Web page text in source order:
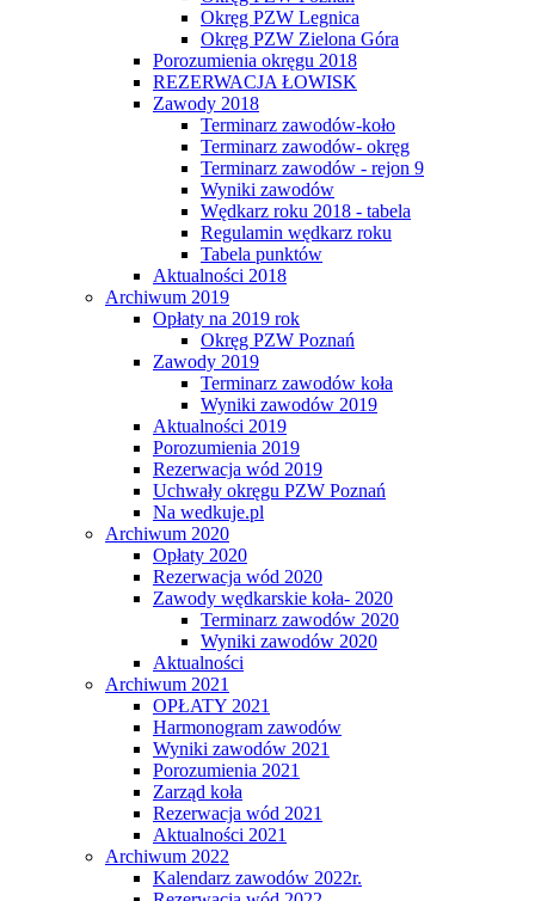
Okręg PZW Legnica
Okręg PZW Zielona Góra
Porozumienia okręgu 2018
REZERWACJA ŁOWISK
Zawody 2018
Terminarz zawodów-koło
Terminarz zawodów- okręg
Terminarz zawodów - rejon 9
Wyniki zawodów
Wędkarz roku 2018 - tabela
Regulamin wędkarz roku
Tabela punktów
Aktualności 2018
Archiwum 2019
Opłaty na 2019 rok
Okręg PZW Poznań
Zawody 2019
Terminarz zawodów koła
Wyniki zawodów 2019
Aktualności 2019
Porozumienia 2019
Rezerwacja wód 2019
Uchwały okręgu PZW Poznań
Na wedkuje.pl
Archiwum 2020
Opłaty 2020
Rezerwacja wód 2020
Zawody wędkarskie koła- 2020
Terminarz zawodów 2020
Wyniki zawodów 2020
Aktualności
Archiwum 2021
OPŁATY 2021
Harmonogram zawodów
Wyniki zawodów 2021
Porozumienia 2021
Zarząd koła
Rezerwacja wód 2021
Aktualności 2021
Archiwum 2022
Kalendarz zawodów 2022r.